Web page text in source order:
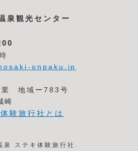
泉観光センター
onpaku.jp
業 地域ー783号
崎
験旅行社とは
泉 ステキ体験旅行社.